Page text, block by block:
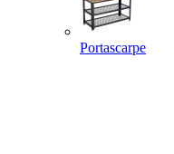
Portascarpe